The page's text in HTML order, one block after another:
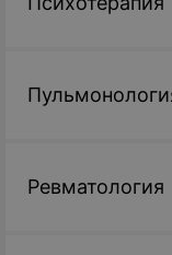
Ревматология